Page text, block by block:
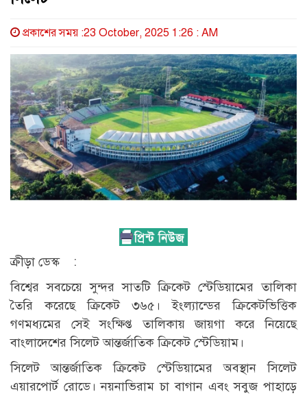
প্রকাশের সময় :23 October, 2025 1:26 : AM
ক্রীড়া ডেস্ক :
বিশ্বের সবচেয়ে সুন্দর সাতটি ক্রিকেট স্টেডিয়ামের তালিকা
তৈরি করেছে ক্রিকেট ৩৬৫। ইংল্যান্ডের ক্রিকেটভিত্তিক
গণমধ্যমের সেই সংক্ষিপ্ত তালিকায় জায়গা করে নিয়েছে
বাংলাদেশের সিলেট আন্তর্জাতিক ক্রিকেট স্টেডিয়াম।
সিলেট আন্তর্জাতিক ক্রিকেট স্টেডিয়ামের অবস্থান সিলেট
এয়ারপোর্ট রোডে। নয়নাভিরাম চা বাগান এবং সবুজ পাহাড়ে